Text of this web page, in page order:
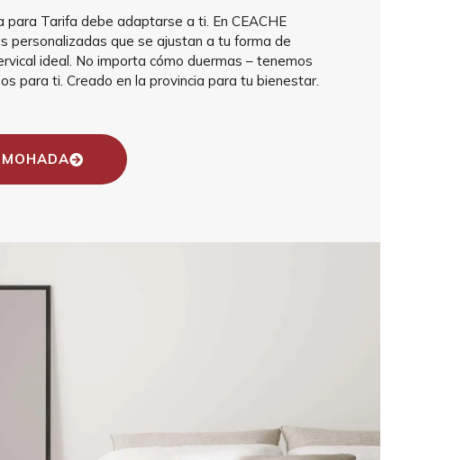
para Tarifa debe adaptarse a ti. En CEACHE
personalizadas que se ajustan a tu forma de
ideal. No importa cómo duermas – tenemos
para ti. Creado en la provincia para tu bienestar.